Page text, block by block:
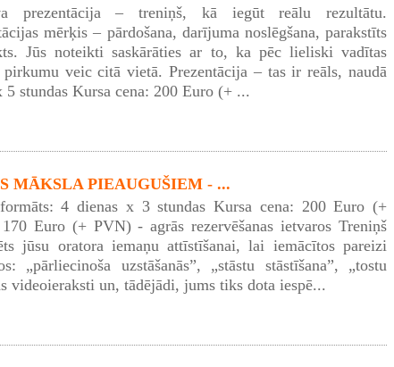
prezentācija – treniņš, kā iegūt reālu rezultātu.
mērķis – pārdošana, darījuma noslēgšana, parakstīts
Jūs noteikti saskārāties ar to, ka pēc lieliski vadītas
veic citā vietā. Prezentācija – tas ir reāls, naudā
stundas Kursa cena: 200 Euro (+ ...
MĀKSLA PIEAUGUŠIEM - ...
4 dienas x 3 stundas Kursa cena: 200 Euro (+
Euro (+ PVN) - agrās rezervēšanas ietvaros Treniņš
jūsu oratora iemaņu attīstīšanai, lai iemācītos pareizi
„pārliecinoša uzstāšanās”, „stāstu stāstīšana”, „tostu
videoieraksti un, tādējādi, jums tiks dota iespē...